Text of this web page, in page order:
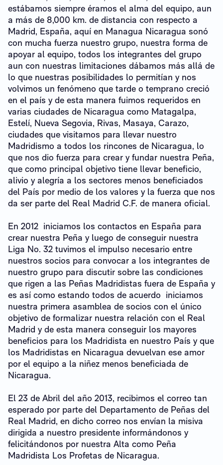
estábamos siempre éramos el alma del equipo, aun
a más de 8,000 km. de distancia con respecto a
Madrid, España, aquí en Managua Nicaragua sonó
con mucha fuerza nuestro grupo, nuestra forma de
apoyar al equipo, todos los integrantes del grupo
aun con nuestras limitaciones dábamos más allá de
lo que nuestras posibilidades lo permitían y nos
volvimos un fenómeno que tarde o temprano creció
en el país y de esta manera fuimos requeridos en
varias ciudades de Nicaragua como Matagalpa,
Estelí, Nueva Segovia, Rivas, Masaya, Carazo,
ciudades que visitamos para llevar nuestro
Madridismo a todos los rincones de Nicaragua, lo
que nos dio fuerza para crear y fundar nuestra Peña,
que como principal objetivo tiene llevar beneficio,
alivio y alegría a los sectores menos beneficiados
del País por medio de los valores y la fuerza que nos
da ser parte del Real Madrid C.F. de manera oficial.
En 2012 iniciamos los contactos en España para
crear nuestra Peña y luego de conseguir nuestra
Liga No. 32 tuvimos el impulso necesario entre
nuestros socios para convocar a los integrantes de
nuestro grupo para discutir sobre las condiciones
que rigen a las Peñas Madridistas fuera de España y
es así como estando todos de acuerdo iniciamos
nuestra primera asamblea de socios con el único
objetivo de formalizar nuestra relación con el Real
Madrid y de esta manera conseguir los mayores
beneficios para los Madridista en nuestro País y que
los Madridistas en Nicaragua devuelvan ese amor
por el equipo a la niñez menos beneficiada de
Nicaragua.
El 23 de Abril del año 2013, recibimos el correo tan
esperado por parte del Departamento de Peñas del
Real Madrid, en dicho correo nos envían la misiva
dirigida a nuestro presidente informándonos y
felicitándonos por nuestra Alta como Peña
Madridista Los Profetas de Nicaragua.